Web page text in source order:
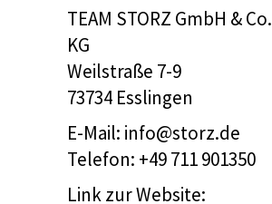
TEAM STORZ GmbH & Co.
KG
Weilstraße 7-9
73734 Esslingen
E-Mail: info@storz.de
Telefon: +49 711 901350
Link zur Website: